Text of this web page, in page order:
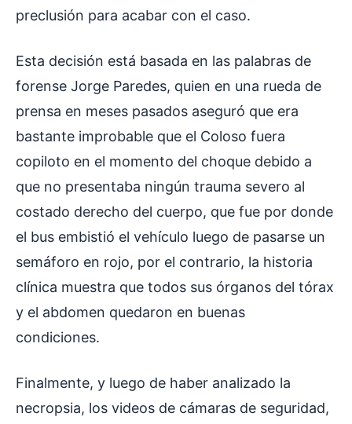
preclusión para acabar con el caso.
Esta decisión está basada en las palabras de
forense Jorge Paredes, quien en una rueda de
prensa en meses pasados aseguró que era
bastante improbable que el Coloso fuera
copiloto en el momento del choque debido a
que no presentaba ningún trauma severo al
costado derecho del cuerpo, que fue por donde
el bus embistió el vehículo luego de pasarse un
semáforo en rojo, por el contrario, la historia
clínica muestra que todos sus órganos del tórax
y el abdomen quedaron en buenas
condiciones.
Finalmente, y luego de haber analizado la
necropsia, los videos de cámaras de seguridad,